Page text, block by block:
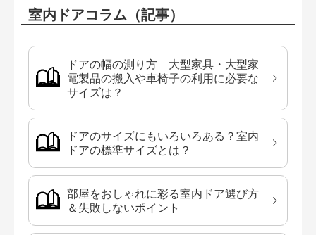
室内ドアコラム（記事）
ドアの幅の測り方 大型家具・大型家
電製品の搬入や車椅子の利用に必要な
サイズは？
ドアのサイズにもいろいろある？室内
ドアの標準サイズとは？
部屋をおしゃれに彩る室内ドア選び方
＆失敗しないポイント